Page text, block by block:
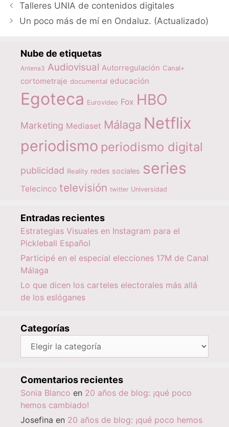
Talleres UNIA de contenidos digitales
Un poco más de mí en Ondaluz. (Actualizado)
Nube de etiquetas
Antena3 Audiovisual Autorregulación Canal+
cortometraje documental educación
Egoteca Eurovideo Fox HBO
Marketing Mediaset Málaga Netflix
periodismo periodismo digital
publicidad Reality redes sociales series
Telecinco televisión twitter Universidad
Entradas recientes
Estrategias Visuales en Instagram para el
Pickleball Español
Participé en el especial elecciones 17M de Canal
Málaga
Lo que dicen los carteles electorales más allá
de los eslóganes
Categorías
Categorías
Comentarios recientes
Sonia Blanco en 20 años de blog: ¡qué poco
hemos cambiado!
Josefina en 20 años de blog: ¡qué poco hemos